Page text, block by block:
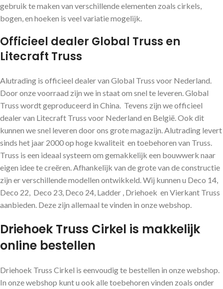
gebruik te maken van verschillende elementen zoals cirkels,
bogen, en hoeken is veel variatie mogelijk.
Officieel dealer Global Truss en
Litecraft Truss
Alutrading is officieel dealer van Global Truss voor Nederland.
Door onze voorraad zijn we in staat om snel te leveren. Global
Truss wordt geproduceerd in China. Tevens zijn we officieel
dealer van Litecraft Truss voor Nederland en België. Ook dit
kunnen we snel leveren door ons grote magazijn. Alutrading levert
sinds het jaar 2000 op hoge kwaliteit en toebehoren van Truss.
Truss is een ideaal systeem om gemakkelijk een bouwwerk naar
eigen idee te creëren. Afhankelijk van de grote van de constructie
zijn er verschillende modellen ontwikkeld. Wij kunnen u Deco 14,
Deco 22, Deco 23, Deco 24, Ladder , Driehoek en Vierkant Truss
aanbieden. Deze zijn allemaal te vinden in onze webshop.
Driehoek Truss Cirkel is makkelijk
online bestellen
Driehoek Truss Cirkel is eenvoudig te bestellen in onze webshop.
In onze webshop kunt u ook alle toebehoren vinden zoals onder